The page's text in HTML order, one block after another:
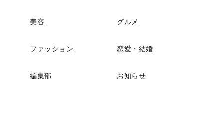
美容 グルメ
ファッション 恋愛・結婚
編集部 お知らせ